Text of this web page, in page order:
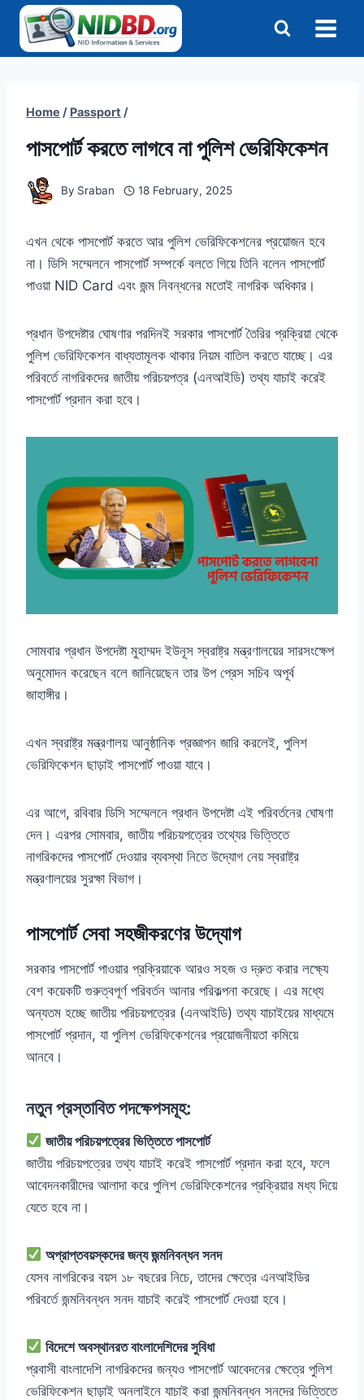
Skip
content
Home / Passport /
পাসপোর্ট করতে লাগবে না পুলিশ ভেরিফিকেশন
By Sraban 18 February, 2025
এখন থেকে পাসপোর্ট করতে আর পুলিশ ভেরিফিকেশনের প্রয়োজন হবে
না। ডিসি সম্মেলনে পাসপোর্ট সম্পর্কে বলতে গিয়ে তিনি বলেন পাসপোর্ট
পাওয়া NID Card এবং জন্ম নিবন্ধনের মতোই নাগরিক অধিকার।
প্রধান উপদেষ্টার ঘোষণার পরদিনই সরকার পাসপোর্ট তৈরির প্রক্রিয়া থেকে
পুলিশ ভেরিফিকেশন বাধ্যতামূলক থাকার নিয়ম বাতিল করতে যাচ্ছে। এর
পরিবর্তে নাগরিকদের জাতীয় পরিচয়পত্র (এনআইডি) তথ্য যাচাই করেই
পাসপোর্ট প্রদান করা হবে।
সোমবার প্রধান উপদেষ্টা মুহাম্মদ ইউনূস স্বরাষ্ট্র মন্ত্রণালয়ের সারসংক্ষেপ
অনুমোদন করেছেন বলে জানিয়েছেন তার উপ প্রেস সচিব অপূর্ব
জাহাঙ্গীর।
এখন স্বরাষ্ট্র মন্ত্রণালয় আনুষ্ঠানিক প্রজ্ঞাপন জারি করলেই, পুলিশ
ভেরিফিকেশন ছাড়াই পাসপোর্ট পাওয়া যাবে।
এর আগে, রবিবার ডিসি সম্মেলনে প্রধান উপদেষ্টা এই পরিবর্তনের ঘোষণা
দেন। এরপর সোমবার, জাতীয় পরিচয়পত্রের তথ্যের ভিত্তিতে
নাগরিকদের পাসপোর্ট দেওয়ার ব্যবস্থা নিতে উদ্যোগ নেয় স্বরাষ্ট্র
মন্ত্রণালয়ের সুরক্ষা বিভাগ।
পাসপোর্ট সেবা সহজীকরণের উদ্যোগ
সরকার পাসপোর্ট পাওয়ার প্রক্রিয়াকে আরও সহজ ও দ্রুত করার লক্ষ্যে
বেশ কয়েকটি গুরুত্বপূর্ণ পরিবর্তন আনার পরিকল্পনা করেছে। এর মধ্যে
অন্যতম হচ্ছে জাতীয় পরিচয়পত্রের (এনআইডি) তথ্য যাচাইয়ের মাধ্যমে
পাসপোর্ট প্রদান, যা পুলিশ ভেরিফিকেশনের প্রয়োজনীয়তা কমিয়ে
আনবে।
নতুন প্রস্তাবিত পদক্ষেপসমূহ:
জাতীয় পরিচয়পত্রের ভিত্তিতে পাসপোর্ট
জাতীয় পরিচয়পত্রের তথ্য যাচাই করেই পাসপোর্ট প্রদান করা হবে, ফলে
আবেদনকারীদের আলাদা করে পুলিশ ভেরিফিকেশনের প্রক্রিয়ার মধ্য দিয়ে
যেতে হবে না।
অপ্রাপ্তবয়স্কদের জন্য জন্মনিবন্ধন সনদ
যেসব নাগরিকের বয়স ১৮ বছরের নিচে, তাদের ক্ষেত্রে এনআইডির
পরিবর্তে জন্মনিবন্ধন সনদ যাচাই করেই পাসপোর্ট দেওয়া হবে।
বিদেশে অবস্থানরত বাংলাদেশিদের সুবিধা
প্রবাসী বাংলাদেশি নাগরিকদের জন্যও পাসপোর্ট আবেদনের ক্ষেত্রে পুলিশ
ভেরিফিকেশন ছাড়াই অনলাইনে যাচাই করা জন্মনিবন্ধন সনদের ভিত্তিতে